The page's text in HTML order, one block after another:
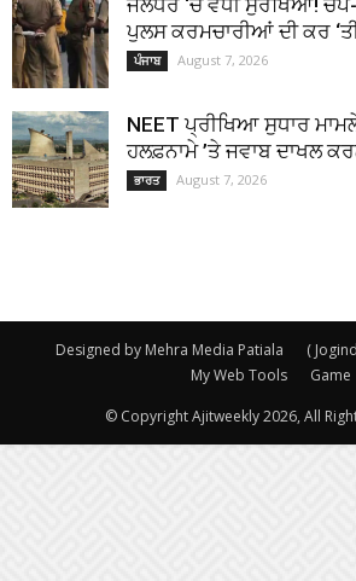
ਜਲੰਧਰ ‘ਚ ਵਧੀ ਸੁਰੱਖਿਆ!
ਪੁਲਸ ਕਰਮਚਾਰੀਆਂ ਦੀ ਕਰ
ਪੰਜਾਬ August 7, 2026
NEET ਪ੍ਰੀਖਿਆ ਸੁਧਾਰ
ਹਲਫ਼ਨਾਮੇ ’ਤੇ ਜਵਾਬ ਦਾਖਲ
ਭਾਰਤ August 7, 2026
Designed by Mehra Media Patiala
(
My Web Tools
Game
© Copyright Ajitweekly 2026, All